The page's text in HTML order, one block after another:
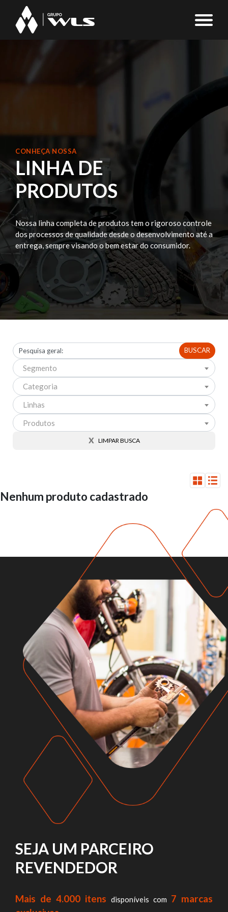
CONHEÇA NOSSA
LINHA DE
PRODUTOS
Nossa linha completa de produtos tem o rigoroso controle
dos processos de qualidade desde odesenvolvimento até a
entrega, sempre visando obem estar do consumidor.
BUSCAR
Segmento
Categoria
Linhas
Produtos
X LIMPAR BUSCA
Nenhum produto cadastrado
SEJA UM PARCEIRO
REVENDEDOR
Mais de 4.000 itens disponíveis com 7 marcas